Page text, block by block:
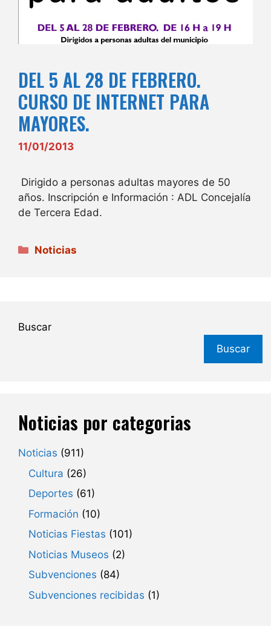
DEL 5 AL 28 DE FEBRERO.
CURSO DE INTERNET PARA
MAYORES.
11/01/2013
Dirigido a personas adultas mayores de 50
años. Inscripción e Información : ADL Concejalía
de Tercera Edad.
Categorías
Noticias
Buscar
Buscar
Noticias por categorias
Noticias (911)
Cultura (26)
Deportes (61)
Formación (10)
Noticias Fiestas (101)
Noticias Museos (2)
Subvenciones (84)
Subvenciones recibidas (1)